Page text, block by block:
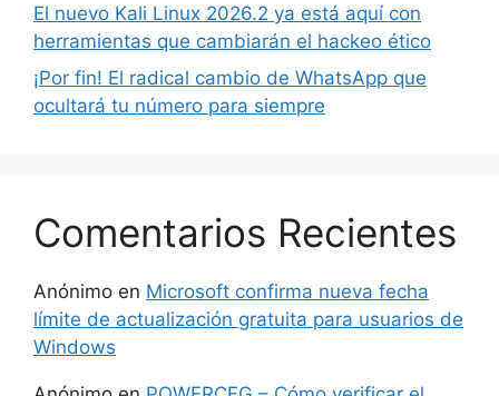
El nuevo Kali Linux 2026.2 ya está aquí con
herramientas que cambiarán el hackeo ético
¡Por fin! El radical cambio de WhatsApp que
ocultará tu número para siempre
Comentarios Recientes
Anónimo en Microsoft confirma nueva fecha
límite de actualización gratuita para usuarios de
Windows